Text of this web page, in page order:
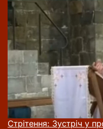
Стрітення: Зустріч у